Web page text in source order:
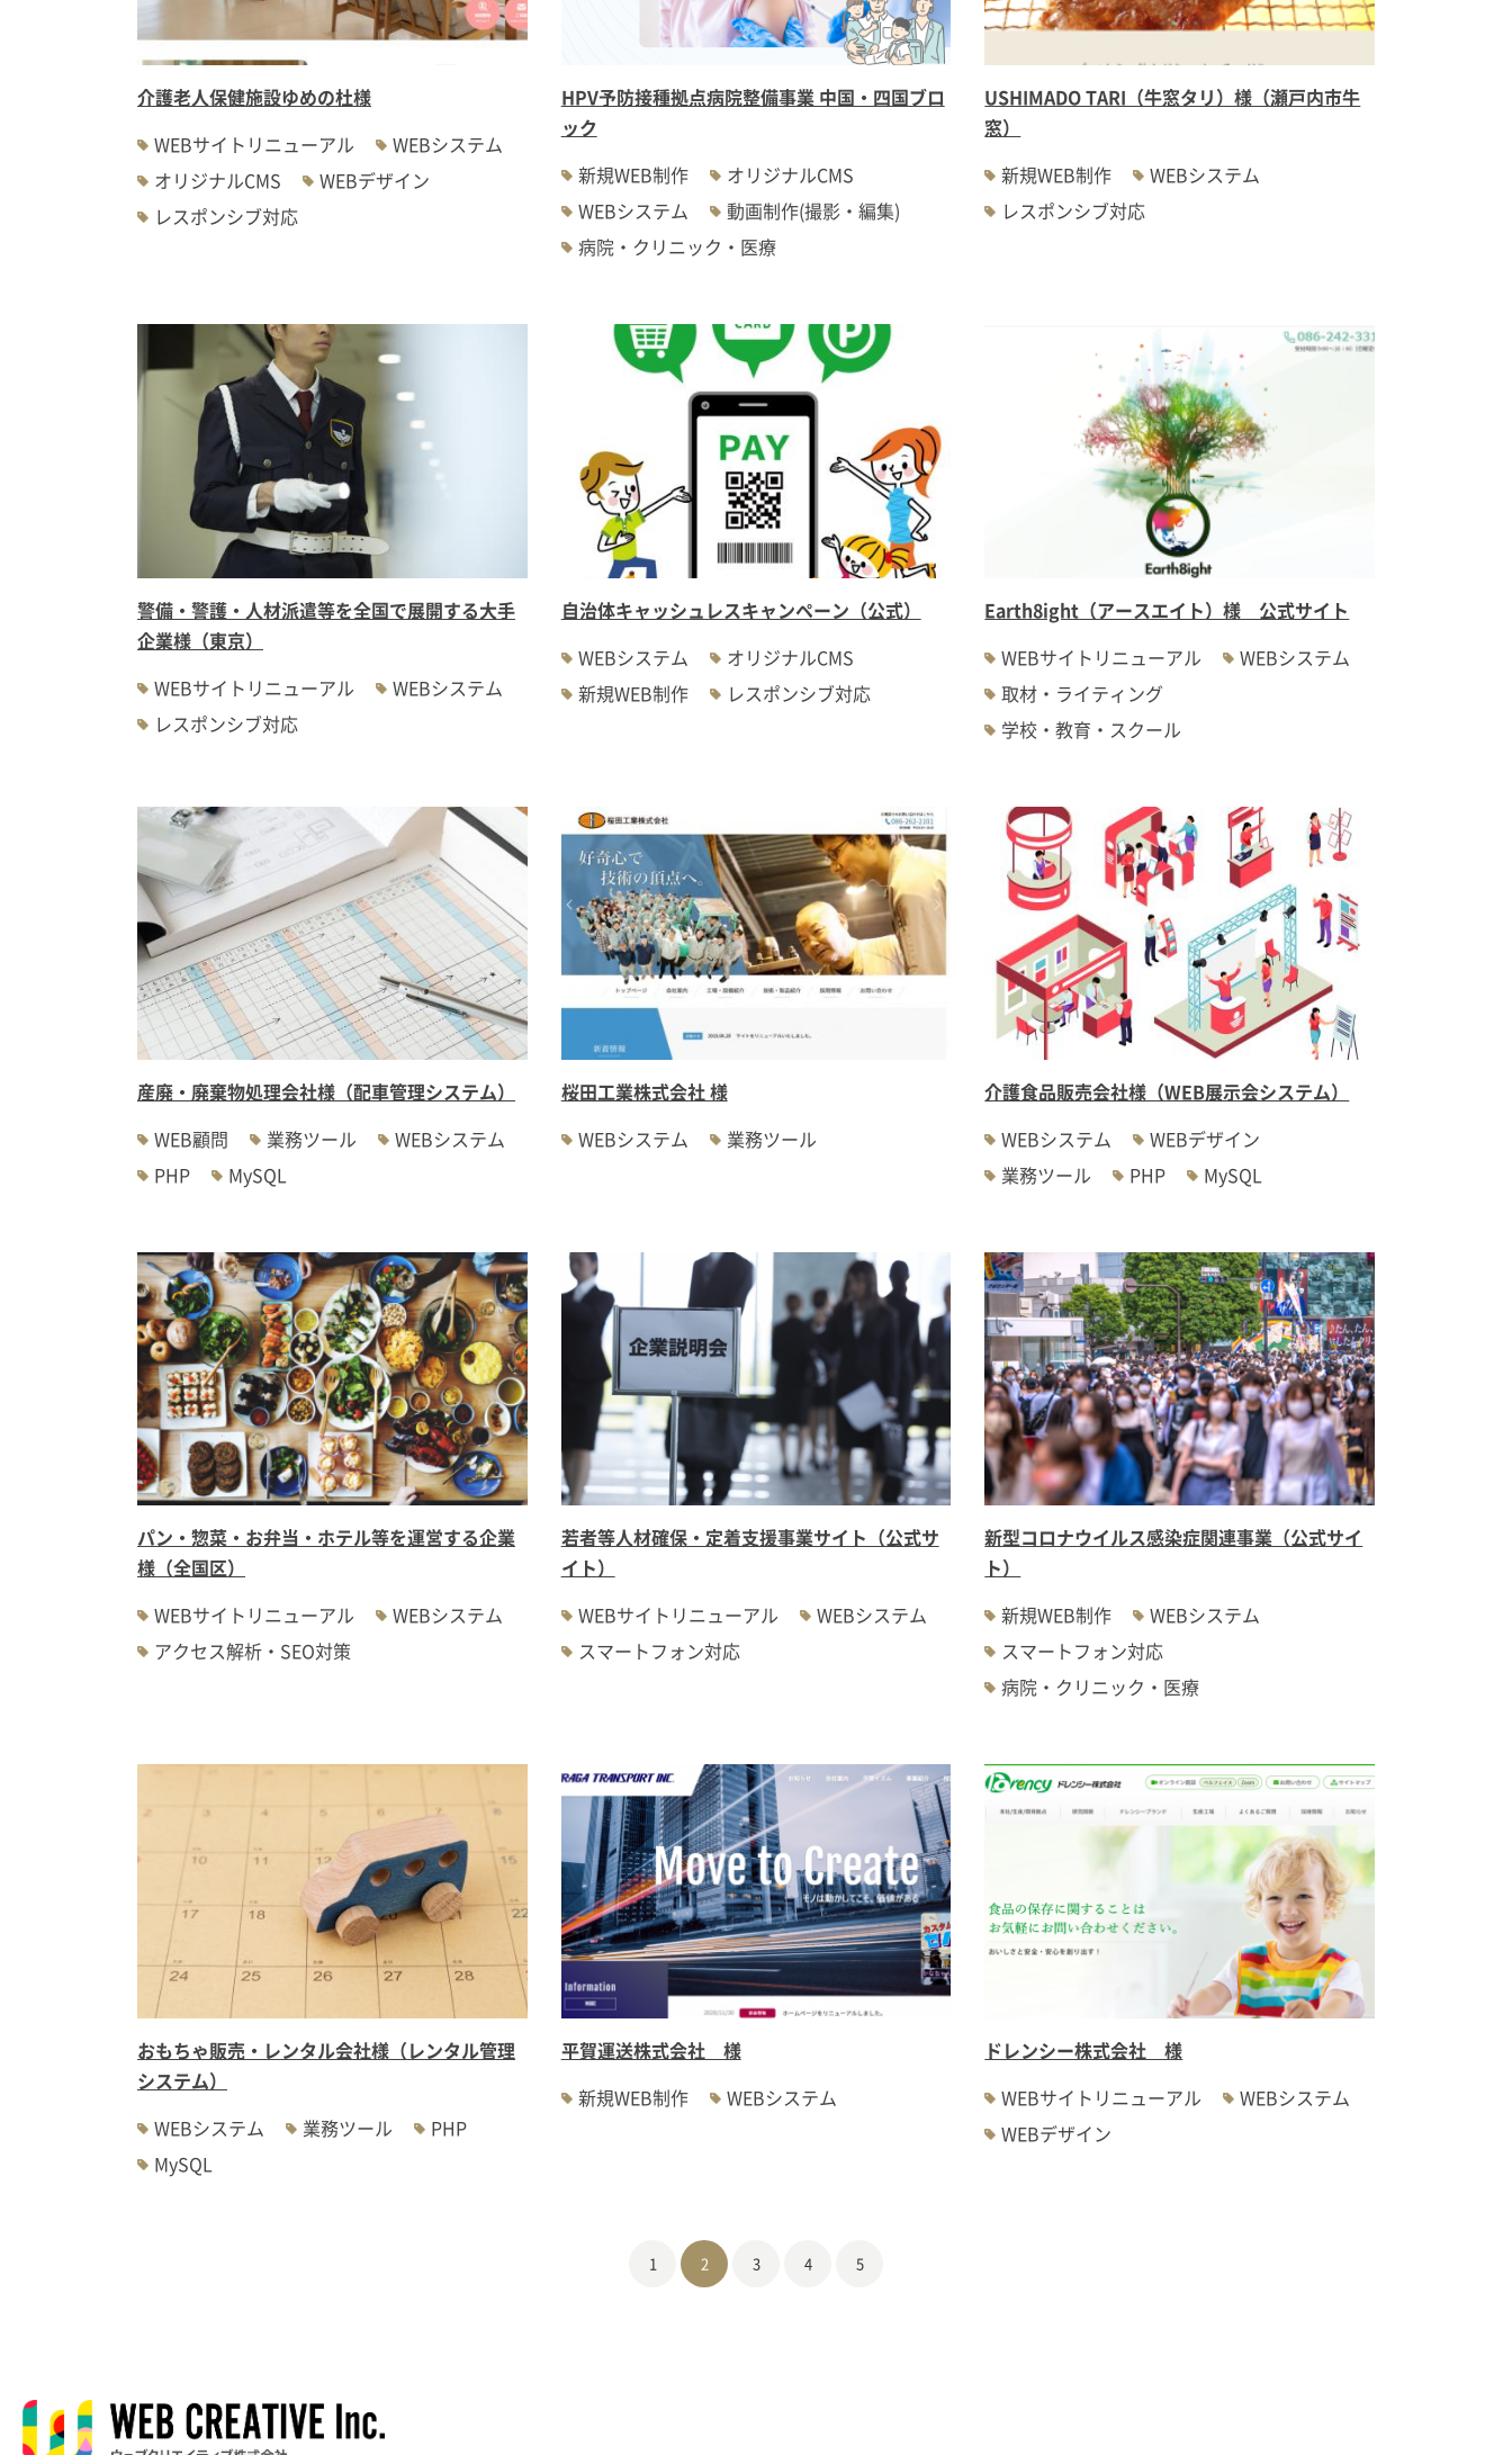
介護老人保健施設ゆめの杜様
WEBサイトリニューアル
WEBシステム
オリジナルCMS
WEBデザイン
レスポンシブ対応
HPV予防接種拠点病院整備事業 中国・四国ブロ
ック
新規WEB制作
オリジナルCMS
WEBシステム
動画制作(撮影・編集)
病院・クリニック・医療
USHIMADO TARI（牛窓タリ）様（瀬戸内市牛
窓）
新規WEB制作
WEBシステム
レスポンシブ対応
警備・警護・人材派遣等を全国で展開する大手
企業様（東京）
WEBサイトリニューアル
WEBシステム
レスポンシブ対応
自治体キャッシュレスキャンペーン（公式）
WEBシステム
オリジナルCMS
新規WEB制作
レスポンシブ対応
Earth8ight（アースエイト）様 公式サイト
WEBサイトリニューアル
WEBシステム
取材・ライティング
学校・教育・スクール
産廃・廃棄物処理会社様（配車管理システム）
WEB顧問
業務ツール
WEBシステム
PHP
MySQL
桜田工業株式会社 様
WEBシステム
業務ツール
介護食品販売会社様（WEB展示会システム）
WEBシステム
WEBデザイン
業務ツール
PHP MySQL
パン・惣菜・お弁当・ホテル等を運営する企業
様（全国区）
WEBサイトリニューアル
WEBシステム
アクセス解析・SEO対策
若者等人材確保・定着支援事業サイト（公式サ
イト）
WEBサイトリニューアル
WEBシステム
スマートフォン対応
新型コロナウイルス感染症関連事業（公式サイ
ト）
新規WEB制作
WEBシステム
スマートフォン対応
病院・クリニック・医療
おもちゃ販売・レンタル会社様（レンタル管理
システム）
WEBシステム
業務ツール
PHP
MySQL
平賀運送株式会社 様
新規WEB制作
WEBシステム
ドレンシー株式会社 様
WEBサイトリニューアル
WEBシステム
WEBデザイン
1 2 3 4 5